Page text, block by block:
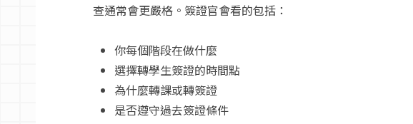
查通常會更嚴格。簽證官會看的包括：
你每個階段在做什麼
選擇轉學生簽證的時間點
為什麼轉課或轉簽證
是否遵守過去簽證條件